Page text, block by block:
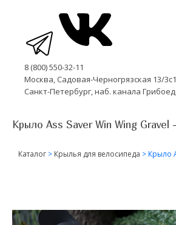
8 (800) 550-32-11
Москва, Садовая-Черногрязская 13/3с1
Санкт-Петербург, наб. канала
Крыло Ass Saver Win Wing
Каталог > Крылья для велосипеда >Крыло